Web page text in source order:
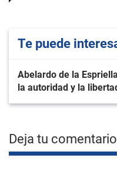
Te puede
Abelardo de la
la autoridad y la
Deja tu comentario